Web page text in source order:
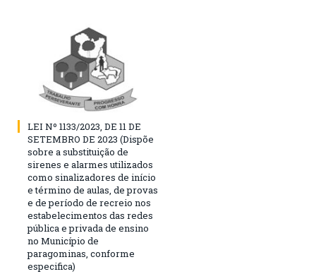
LEI Nº 1133/2023, DE 11 DE
SETEMBRO DE 2023 (Dispõe
sobre a substituição de
sirenes e alarmes utilizados
como sinalizadores de início
e término de aulas, de provas
e de período de recreio nos
estabelecimentos das redes
pública e privada de ensino
no Município de
paragominas, conforme
especifica)